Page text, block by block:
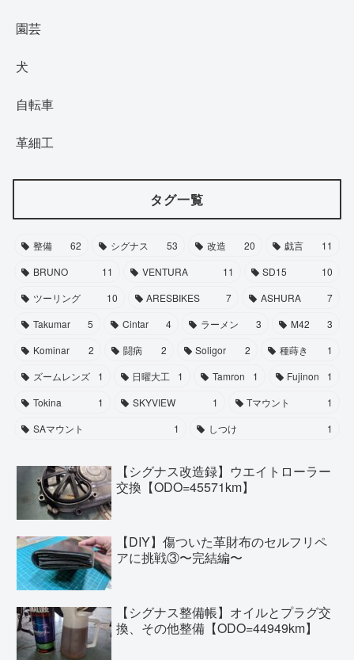
園芸
犬
自転車
革細工
タグ一覧
整備 62 シグナス 53 改造 20 戯言
11
BRUNO
11 VENTURA 11 SD15
10
ツーリング
10 ARESBIKES 7 ASHURA
7
Takumar
5 Cintar 4 ラーメン 3 M42
3
Kominar
2 闘病 2 Soligor 2 種蒔き
1
ズームレンズ
1 日曜大工 1 Tamron 1 Fujinon
1
Tokina
1 SKYVIEW 1 Tマウント
1
SAマウント
1 しつけ 1
【シグナス改造録】ウエイトローラー
交換【ODO=45571km】
【DIY】傷ついた革財布のセルフリペ
アに挑戦③〜完結編〜
【シグナス整備帳】オイルとプラグ交
換、その他整備【ODO=44949km】